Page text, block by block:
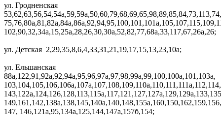
ул. Гродненская
53,62,63,56,54,54а,59,59а,50,60,79,68,69,65,98,89,85,84,73,113,74,
102,90,32,34а,15,25а,28,26,30,30а,52,82,77,68а,33,117,67,26а,26;
ул. Детская 2,29,35,8,6,4,33,31,21,19,17,15,13,23,10а;
ул. Ельшанская
88а,122,91,92а,92,94а,95,96,97а,97,98,99а,99,100,100а,101,103а,
147, 146,121а,95,134а,125,144,147а,157б,154;